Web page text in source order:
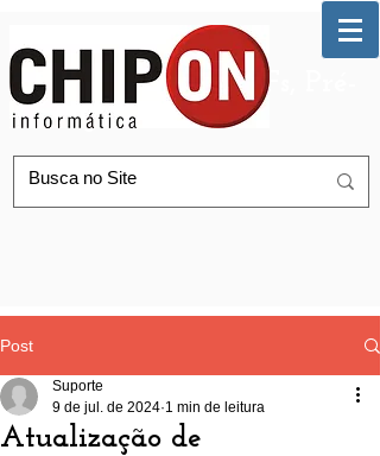
Automação de AGFs, Pré-
Postagem Correios
Post
Atualização de
Suporte
9 de jul. de 2024 1 min de leitura